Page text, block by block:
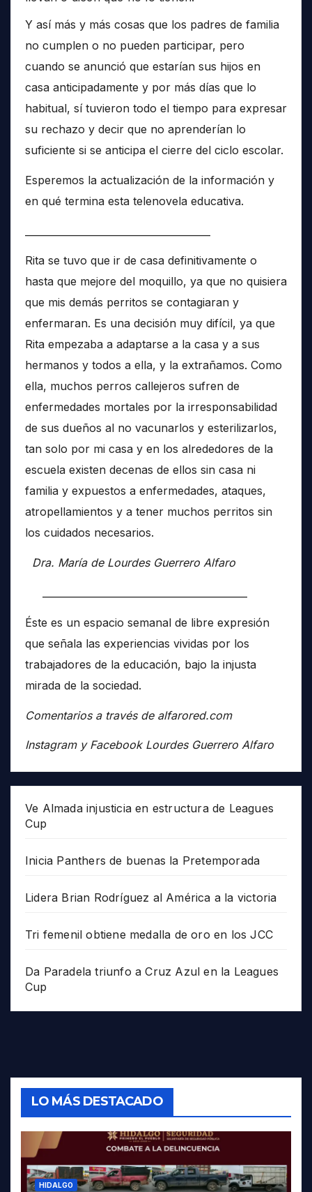
Y así más y más cosas que los padres de familia
no cumplen o no pueden participar, pero
cuando se anunció que estarían sus hijos en
casa anticipadamente y por más días que lo
habitual, sí tuvieron todo el tiempo para expresar
su rechazo y decir que no aprenderían lo
suficiente si se anticipa el cierre del ciclo escolar.
Esperemos la actualización de la información y
en qué termina esta telenovela educativa.
Rita se tuvo que ir de casa definitivamente o
hasta que mejore del moquillo, ya que no quisiera
que mis demás perritos se contagiaran y
enfermaran. Es una decisión muy difícil, ya que
Rita empezaba a adaptarse a la casa y a sus
hermanos y todos a ella, y la extrañamos. Como
ella, muchos perros callejeros sufren de
enfermedades mortales por la irresponsabilidad
de sus dueños al no vacunarlos y esterilizarlos,
tan solo por mi casa y en los alrededores de la
escuela existen decenas de ellos sin casa ni
familia y expuestos a enfermedades, ataques,
atropellamientos y a tener muchos perritos sin
los cuidados necesarios.
Dra. María de Lourdes Guerrero Alfaro
Éste es un espacio semanal de libre expresión
que señala las experiencias vividas por los
trabajadores de la educación, bajo la injusta
mirada de la sociedad.
Comentarios a través de alfarored.com
Instagram y Facebook Lourdes Guerrero Alfaro
Ve Almada injusticia en estructura de Leagues
Cup
Inicia Panthers de buenas la Pretemporada
Lidera Brian Rodríguez al América a la victoria
Tri femenil obtiene medalla de oro en los JCC
Da Paradela triunfo a Cruz Azul en la Leagues
Cup
LO MÁS DESTACADO
HIDALGO